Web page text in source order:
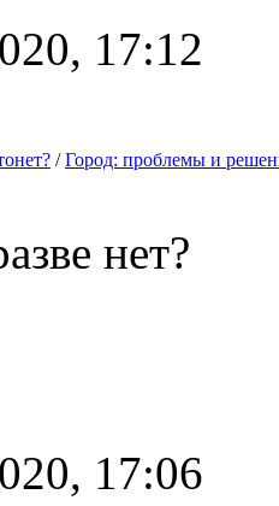
17:12
/Город: проблемы и
нет?
17:06